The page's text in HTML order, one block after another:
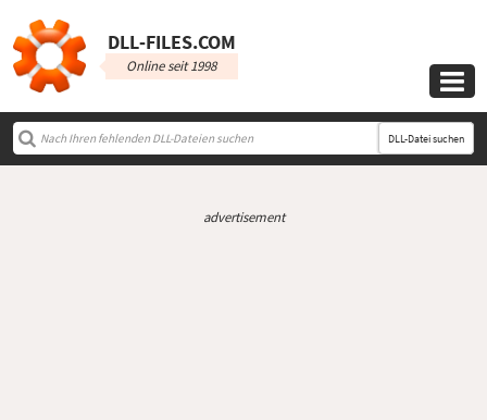
DLL‑FILES.COM
Online seit 1998

DLL-Datei suchen
advertisement